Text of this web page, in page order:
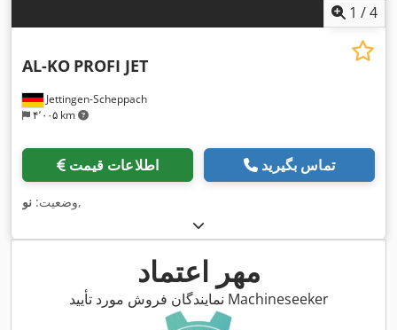
1 /4
Jettingen-Scheppach
۴٬۰۰۵ km
AL-KO PROFI JET
اطلاعات قیمت تماس بگیرید
وضعیت: نو ,
مهر اعتماد
نمایندگان فروش مورد تأیید Machineseeker